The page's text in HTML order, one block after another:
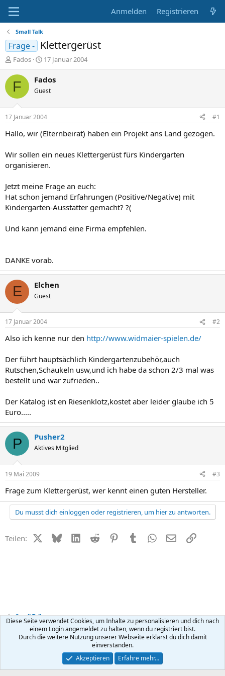
Anmelden Registrieren
Small Talk
Frage - Klettergerüst
E
r
s
e
r
Fados
E
r
s
e
t
a
17 Januar 2004
F Fados
Guest
17 Januar 2004 #1
Hallo, wir (Elternbeirat) haben ein Projekt ans Land gezogen.
Wir sollen ein neues Klettergerüst fürs Kindergarten
organisieren.
Jetzt meine Frage an euch:
Hat schon jemand Erfahrungen (Positive/Negative) mit
Kindergarten-Ausstatter gemacht? ?(
Und kann jemand eine Firma empfehlen.
DANKE vorab.
E Elchen
Guest
17 Januar 2004 #2
Also ich kenne nur den http://www.widmaier-spielen.de/
Der führt hauptsächlich Kindergartenzubehör,auch
Rutschen,Schaukeln usw,und ich habe da schon 2/3 mal was
bestellt und war zufrieden..
Der Katalog ist en Riesenklotz,kostet aber leider glaube ich 5
Euro.....
P Pusher2
Aktives Mitglied
19 Mai 2009 #3
Frage zum Klettergerüst, wer kennt einen guten Hersteller.
Du musst dich einloggen oder registrieren, um hier zu antworten.
Teilen: X (Twitter)
BlueskyLinkedIn
Reddit PinterestTumblr WhatsApp
E-MailLink
Small Talk
Kontakt Nutzungsbedingungen Datenschutz Hilfe
R
Community platform by XenForo ® © 2010-2026 XenForo Ltd.
Diese Seite verwendet Cookies, um Inhalte zu personalisieren und dich nach
einem Login angemeldet zu halten, wenn du registriert bist.
Durch die weitere Nutzung unserer Webseite erklärst du dich damit
einverstanden.
Akzeptieren
Erfahre mehr…